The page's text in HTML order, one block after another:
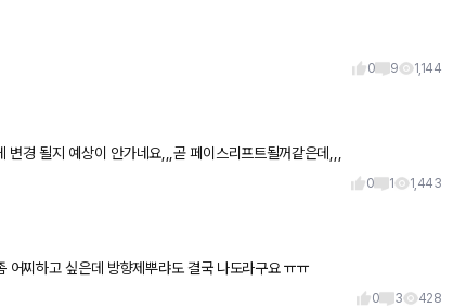
0 9 1,144
경 될지 예상이 안가네요,,,곧 페이스리프트될꺼같은데,,,
0 1 1,443
어찌하고 싶은데 방향제뿌랴도 결국 나도라구요 ㅠㅠ
0 3 428